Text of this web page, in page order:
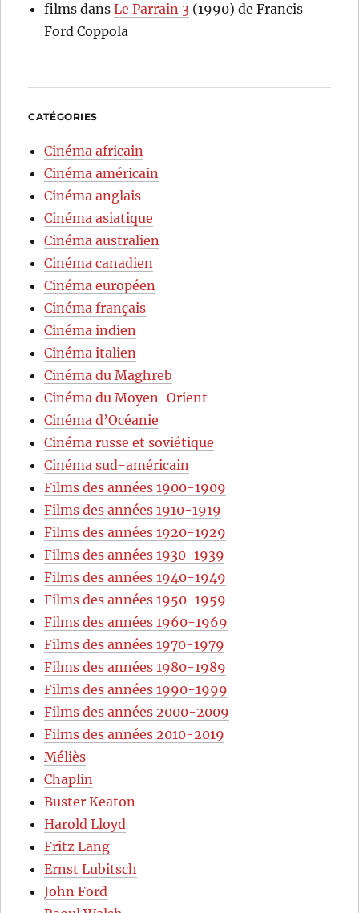
films dansLe Parrain 3 (1990) de Francis
Ford Coppola
CATÉGORIES
Cinéma africain
Cinéma américain
Cinéma anglais
Cinéma asiatique
Cinéma australien
Cinéma canadien
Cinéma européen
Cinéma français
Cinéma indien
Cinéma italien
Cinéma du Maghreb
Cinéma du Moyen-Orient
Cinéma d’Océanie
Cinéma russe et soviétique
Cinéma sud-américain
Films des années 1900-1909
Films des années 1910-1919
Films des années 1920-1929
Films des années 1930-1939
Films des années 1940-1949
Films des années 1950-1959
Films des années 1960-1969
Films des années 1970-1979
Films des années 1980-1989
Films des années 1990-1999
Films des années 2000-2009
Films des années 2010-2019
Méliès
Chaplin
Buster Keaton
Harold Lloyd
Fritz Lang
Ernst Lubitsch
John Ford